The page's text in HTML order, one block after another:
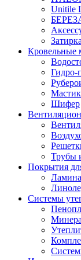
Unitile
Затирка
Кровельные
Гидро-
Шифер
Трубы
Покрытия
Системы